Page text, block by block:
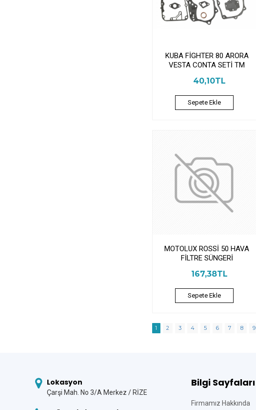
KUBA FİGHTER 80 ARORA
VESTA CONTA SETİ TM
40,10TL
Sepete Ekle
MOTOLUX ROSSİ 50 HAVA
FİLTRE SÜNGERİ
167,38TL
Sepete Ekle
1 2 3 4 5 6 7 8 9
Lokasyon
Çarşi Mah. No 3/A Merkez / RİZE
Bilgi Sayfaları
Firmamız Hakkında